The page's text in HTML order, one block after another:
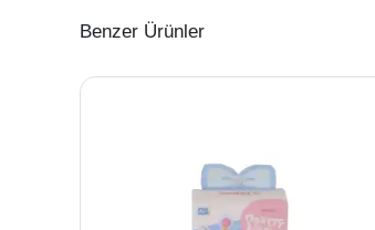
Benzer Ürünler